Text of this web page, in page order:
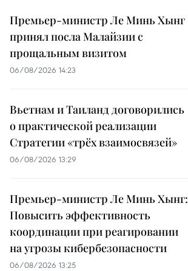
Премьер-министр Ле Минь Хынг
принял посла Малайзии с
прощальным визитом
06/08/2026 14:23
Вьетнам и Таиланд договорились
о практической реализации
Стратегии «трёх взаимосвязей»
06/08/2026 13:29
Премьер-министр Ле Минь Хынг:
Повысить эффективность
координации при реагировании
на угрозы кибербезопасности
06/08/2026 13:25